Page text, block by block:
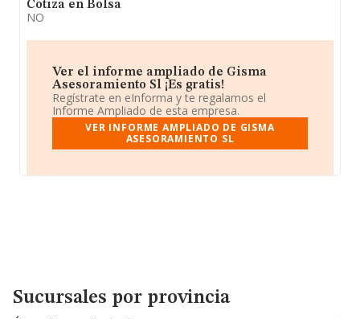
Cotiza en Bolsa
NO
Ver el informe ampliado de Gisma
Asesoramiento Sl ¡Es gratis!
Regístrate en eInforma y te regalamos el
Informe Ampliado de esta empresa.
VER INFORME AMPLIADO DE GISMA
ASESORAMIENTO SL
Sucursales por provincia